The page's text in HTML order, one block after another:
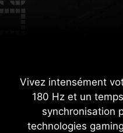
Vivez intensément
180 Hz et un
synchronisation
technologies